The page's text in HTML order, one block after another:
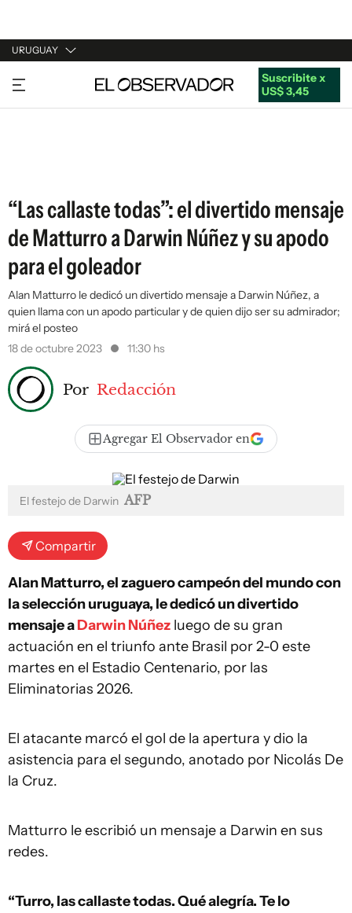
URUGUAY
URUGUAY
ARGENTINA
Suscribite x
US$ 3,45
“Las callaste todas”: el divertido mensaje
de Matturro a Darwin Núñez y su apodo
para el goleador
Alan Matturro le dedicó un divertido mensaje a Darwin Núñez, a
quien llama con un apodo particular y de quien dijo ser su admirador;
mirá el posteo
18 de octubre 2023
11:30 hs
Por Redacción
Agregar El Observador en
El festejo de Darwin AFP
Compartir
Alan Matturro, el zaguero campeón del mundo con
la selección uruguaya, le dedicó un divertido
mensaje aDarwin Núñez luego de su gran
actuación en el triunfo ante Brasil por 2-0 este
martes en el Estadio Centenario, por las
Eliminatorias 2026.
El atacante marcó el gol de la apertura y dio la
asistencia para el segundo, anotado por Nicolás De
la Cruz.
Matturro le escribió un mensaje a Darwin en sus
redes.
“Turro, las callaste todas. Qué alegría. Te lo